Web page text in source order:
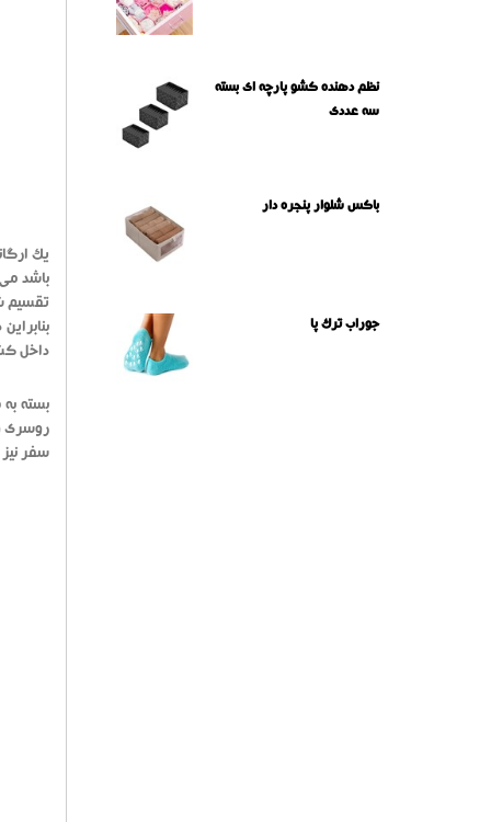
یک
تقسیم
داخل
روسری
سفر
نظم دهنده کشو پارچه ای بسته
سه عددی
باکس شلوار پنجره دار
جوراب ترک پا